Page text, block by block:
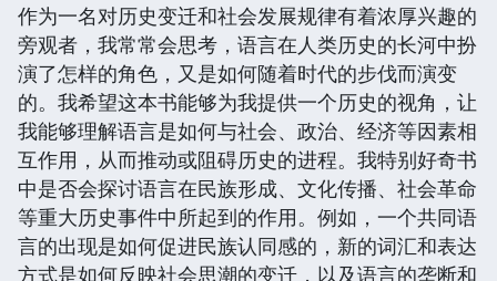
作为一名对历史变迁和社会发展规律有着浓厚兴趣的
旁观者，我常常会思考，语言在人类历史的长河中扮
演了怎样的角色，又是如何随着时代的步伐而演变
的。我希望这本书能够为我提供一个历史的视角，让
我能够理解语言是如何与社会、政治、经济等因素相
互作用，从而推动或阻碍历史的进程。我特别好奇书
中是否会探讨语言在民族形成、文化传播、社会革命
等重大历史事件中所起到的作用。例如，一个共同语
言的出现是如何促进民族认同感的，新的词汇和表达
方式是如何反映社会思潮的变迁，以及语言的垄断和